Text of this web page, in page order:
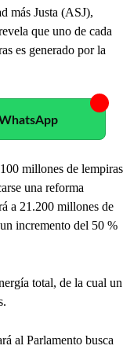
más Justa (ASJ),
que uno de cada
es generado por la
millones de lempiras
una reforma
a 21.200 millones de
incremento del 50 %
total, de la cual un
al Parlamento busca